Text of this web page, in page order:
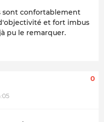
sont confortablement
et fort imbus
pu le remarquer.
0